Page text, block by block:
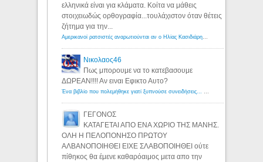
ελληνικά είναι για κλάματα. Κοίτα να μάθεις
στοιχειωδώς ορθογραφία...τουλάχιστον όταν θέτεις
ζήτημα για την...
Νικολαος46
Πως μπορουμε να το κατεβασουμε
ΔΩΡΕΑΝ!!!! Αν ειναι Εφικτο Αυτο?
ΓΕΓΟΝΟΣ
ΚΑΤΑΓΕΤΑΙ ΑΠΟ ΕΝΑ ΧΩΡΙΟ ΤΗΣ ΜΑΝΗΣ.
ΟΛΗ Η ΠΕΛΟΠΟΝΗΣΟ ΠΡΩΤΟΥ
ΑΛΒΑΝΟΠΟΙΗΘΕΙ ΕΙΧΕ ΣΛΑΒΟΠΟΙΗΘΕΙ ούτε
πίθηκος θα έμενε καθαρόαιμος μετα απο την